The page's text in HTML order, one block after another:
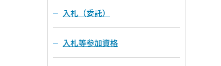
入札（委託）
入札等参加資格